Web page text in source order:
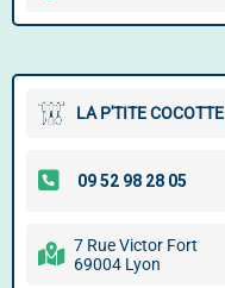
LA P'TITE COCOTTE
7 Rue Victor Fort
69004 Lyon